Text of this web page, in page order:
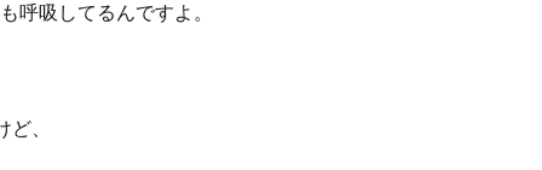
呼吸してるんですよ。
、